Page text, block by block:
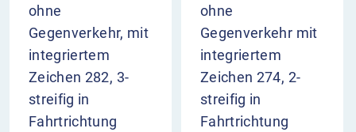
ohne
Gegenverkehr, mit
integriertem
Zeichen 282, 3-
streifig in
Fahrtrichtung
ohne
Gegenverkehr mit
integriertem
Zeichen 274, 2-
streifig in
Fahrtrichtung